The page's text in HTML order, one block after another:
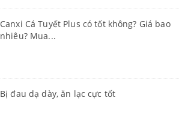
Canxi Cá Tuyết Plus có tốt không? Giá bao
nhiêu? Mua...
Bị đau dạ dày, ăn lạc cực tốt